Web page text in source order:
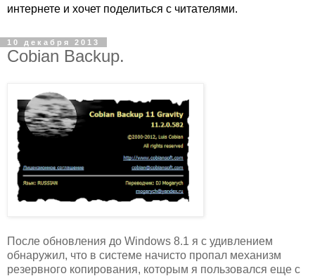
интернете и хочет поделиться с читателями.
10 декабря 2013
Cobian Backup.
После обновления до Windows 8.1 я с удивлением
обнаружил, что в системе начисто пропал механизм
резервного копирования, которым я пользовался еще с